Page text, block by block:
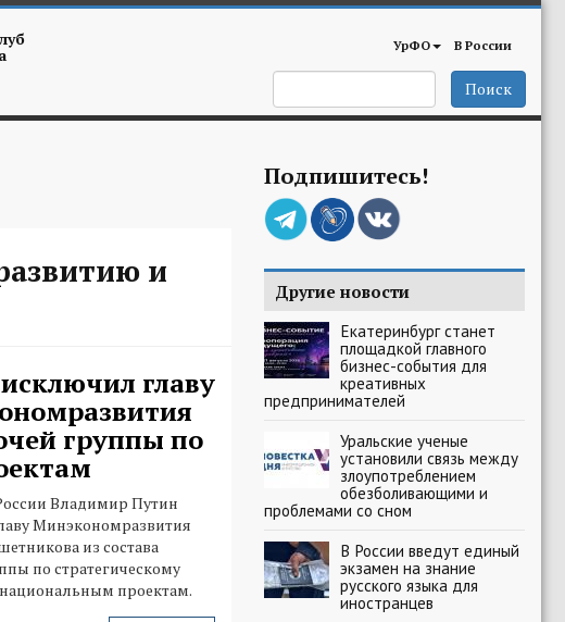
УрФО В России
Поиск
и
главу
группы по
Владимир Путин
Минэкономразвития
из состава
по стратегическому
проектам.
Подпишитесь!
Другие новости
Екатеринбург станет
площадкой главного
бизнес-события для
креативных
предпринимателей
Уральские ученые
установили связь между
злоупотреблением
обезболивающими и
проблемами со сном
В России введут единый
экзамен на знание
русского языка для
иностранцев